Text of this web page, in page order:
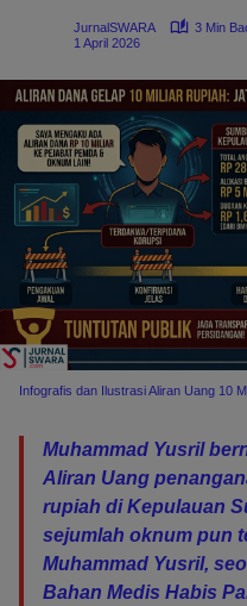
JurnalSWARA
3 Min
1 April 2026
Infografis dan Ilustrasi Aliran Uang 10
Muhammad Yusril
Aliran Uang
rupiah di Kepulauan
sejumlah oknum pun
Muhammad Yusril,
Bahan Medis Habis